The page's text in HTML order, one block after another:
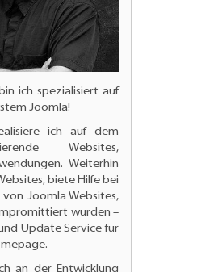
bin ich spezialisiert auf
Joomla!
ich auf dem
Websites,
Weiterhin
, biete Hilfe bei
Joomla Websites,
wurden –
Update Service für
an der Entwicklung